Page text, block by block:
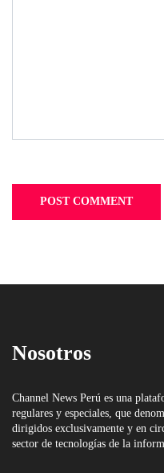
Nosotros
Channel News Perú es una
regulares y especiales, que
dirigidos exclusivamente y en
sector de tecnologías de la